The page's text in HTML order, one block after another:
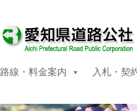
路線・料金案内 入札・契